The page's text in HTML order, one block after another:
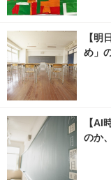
【明
め」
【AI
のか